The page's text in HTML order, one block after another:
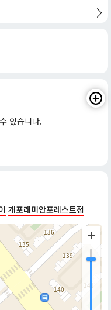
있습니다.
개포래미안포레스트점